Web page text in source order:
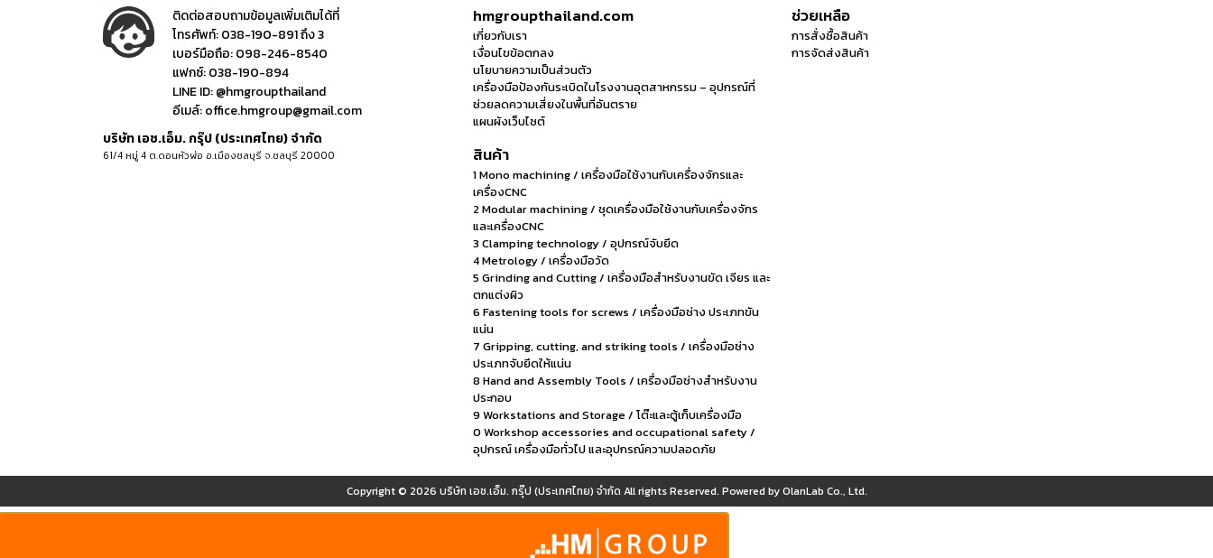
ติดต่อสอบถามข้อมูลเพิ่มเติมได้ที่
โทรศัพท์:038-190-891 ถึง 3
เบอร์มือถือ:098-246-8540
แฟกซ์:038-190-894
LINE ID:@hmgroupthailand
อีเมล์:office.hmgroup@gmail.com
บริษัท เอช.เอ็ม. กรุ๊ป (ประเทศไทย) จำกัด
61/4 หมู่ 4 ต.ดอนหัวฬ่อ อ.เมืองชลบุรี จ.ชลบุรี 20000
hmgroupthailand.com
เกี่ยวกับเรา
เงื่อนไขข้อตกลง
นโยบายความเป็นส่วนตัว
เครื่องมือป้องกันระเบิดในโรงงานอุตสาหกรรม – อุปกรณ์ที่
ช่วยลดความเสี่ยงในพื้นที่อันตราย
แผนผังเว็บไซต์
ช่วยเหลือ
การสั่งซื้อสินค้า
การจัดส่งสินค้า
สินค้า
1 Mono machining / เครื่องมือใช้งานกับเครื่องจักรและ
เครื่องCNC
2 Modular machining / ชุดเครื่องมือใช้งานกับเครื่องจักร
และเครื่องCNC
3 Clamping technology / อุปกรณ์จับยึด
4 Metrology / เครื่องมือวัด
5 Grinding and Cutting / เครื่องมือสำหรับงานขัด เจียร และ
ตกแต่งผิว
6 Fastening tools for screws / เครื่องมือช่าง ประเภทขัน
แน่น
7 Gripping, cutting, and striking tools / เครื่องมือช่าง
ประเภทจับยึดให้แน่น
8 Hand and Assembly Tools / เครื่องมือช่างสำหรับงาน
ประกอบ
9 Workstations and Storage / โต๊ะและตู้เก็บเครื่องมือ
0 Workshop accessories and occupational safety /
อุปกรณ์ เครื่องมือทั่วไป และอุปกรณ์ความปลอดภัย
Copyright © 2026 บริษัท เอช.เอ็ม. กรุ๊ป (ประเทศไทย) จำกัด All rights Reserved. Powered byOlanLab Co., Ltd.